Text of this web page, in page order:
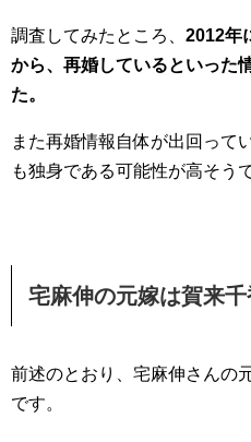
調査してみたところ、 2012年
から、再婚しているといった
た。
また再婚情報自体が出回って
も独身である可能性が高そう
宅麻伸の元嫁は賀来
前述のとおり、宅麻伸さんの
です。